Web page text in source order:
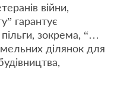
війни,
гарантує
зокрема, “…
ділянок для